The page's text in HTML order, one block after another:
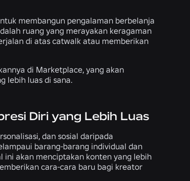
membangun pengalaman berbelanja
ruang yang merayakan keragaman
di atas catwalk atau memberikan
di Marketplace, yang akan
lebih luas di sana.
Diri yang Lebih Luas
dan sosial daripada
barang-barang individual dan
ini akan menciptakan konten yang lebih
cara-cara baru bagi kreator